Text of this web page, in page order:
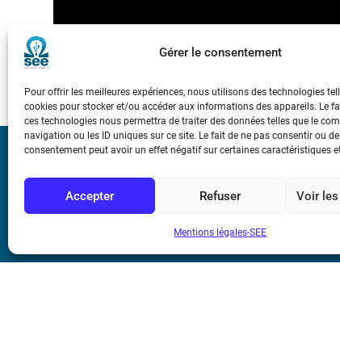
Gérer le consentement
Pour offrir les meilleures expériences, nous utilisons des technologies
cookies pour stocker et/ou accéder aux informations des appareils. Le
ces technologies nous permettra de traiter des données telles que le
navigation ou les ID uniques sur ce site. Le fait de ne pas consentir ou
consentement peut avoir un effet négatif sur certaines caractéristiques
Accepter Refuser Voir
Mentions légales-SEE
Bicentenaire
Conditions